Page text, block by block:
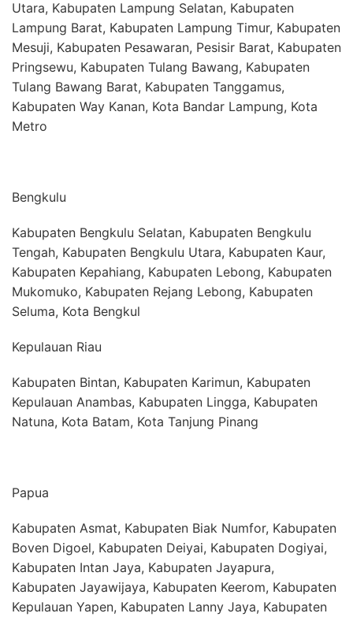
Utara, Kabupaten Lampung Selatan, Kabupaten
Lampung Barat, Kabupaten Lampung Timur, Kabupaten
Mesuji, Kabupaten Pesawaran, Pesisir Barat, Kabupaten
Pringsewu, Kabupaten Tulang Bawang, Kabupaten
Tulang Bawang Barat, Kabupaten Tanggamus,
Kabupaten Way Kanan, Kota Bandar Lampung, Kota
Metro
Bengkulu
Kabupaten Bengkulu Selatan, Kabupaten Bengkulu
Tengah, Kabupaten Bengkulu Utara, Kabupaten Kaur,
Kabupaten Kepahiang, Kabupaten Lebong, Kabupaten
Mukomuko, Kabupaten Rejang Lebong, Kabupaten
Seluma, Kota Bengkul
Kepulauan Riau
Kabupaten Bintan, Kabupaten Karimun, Kabupaten
Kepulauan Anambas, Kabupaten Lingga, Kabupaten
Natuna, Kota Batam, Kota Tanjung Pinang
Papua
Kabupaten Asmat, Kabupaten Biak Numfor, Kabupaten
Boven Digoel, Kabupaten Deiyai, Kabupaten Dogiyai,
Kabupaten Intan Jaya, Kabupaten Jayapura,
Kabupaten Jayawijaya, Kabupaten Keerom, Kabupaten
Kepulauan Yapen, Kabupaten Lanny Jaya, Kabupaten